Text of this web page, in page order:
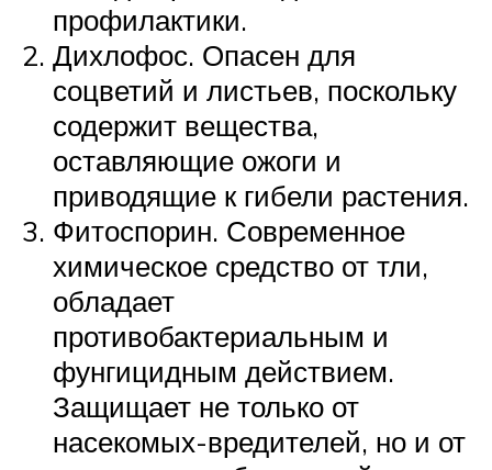
профилактики.
Дихлофос. Опасен для
соцветий и листьев, поскольку
содержит вещества,
оставляющие ожоги и
приводящие к гибели растения.
Фитоспорин. Современное
химическое средство от тли,
обладает
противобактериальным и
фунгицидным действием.
Защищает не только от
насекомых-вредителей, но и от